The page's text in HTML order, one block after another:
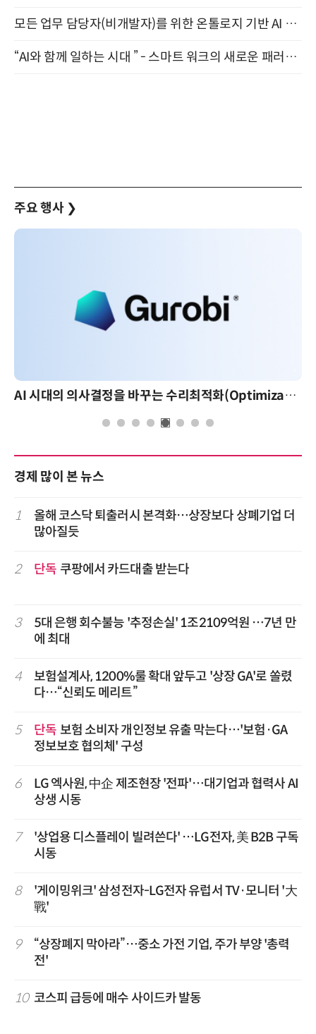
모든 업무 담당자(비개발자)를 위한 온톨로지 기반 AI 지식체계 설계 1-day 워크숍 8월 20일 개최
“AI와 함께 일하는 시대 ” - 스마트 워크의 새로운 패러다임 (9/11)
주요 행사 ❯
AI 시대의 의사결정을 바꾸는 수리최적화(Optimization): 실제 산업 적용 사례와 활용 전략
경제 많이 본 뉴스
1
올해 코스닥 퇴출러시 본격화…상장보다 상폐기업 더
많아질듯
2 단독 쿠팡에서 카드대출 받는다
3
5대 은행 회수불능 '추정손실' 1조2109억원 …7년 만
에 최대
4
보험설계사, 1200%룰 확대 앞두고 '상장 GA'로 쏠렸
다…“신뢰도 메리트”
5 단독 보험 소비자 개인정보 유출 막는다…'보험·GA
정보보호 협의체' 구성
6
LG 엑사원, 中企 제조현장 '전파'…대기업과 협력사 AI
상생 시동
7
'상업용 디스플레이 빌려쓴다' …LG전자, 美 B2B 구독
시동
8
'게이밍위크' 삼성전자-LG전자 유럽서 TV·모니터 '大
戰'
9
“상장폐지 막아라”…중소 가전 기업, 주가 부양 '총력
전'
10 코스피 급등에 매수 사이드카 발동